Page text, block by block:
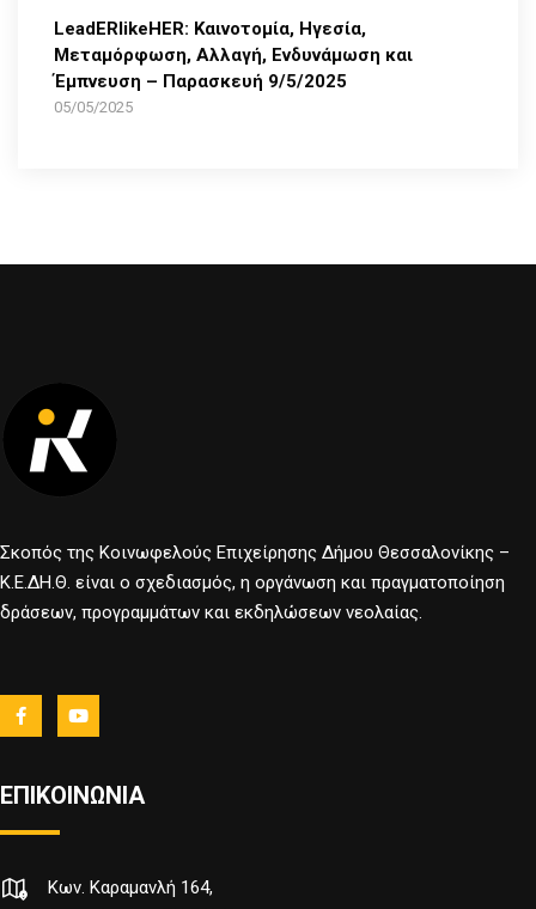
LeadERlikeHER: Καινοτομία, Ηγεσία,
Μεταμόρφωση, Αλλαγή, Ενδυνάμωση και
Έμπνευση – Παρασκευή 9/5/2025
05/05/2025
Σκοπός της Κοινωφελούς Επιχείρησης Δήμου Θεσσαλονίκης –
Κ.Ε.ΔΗ.Θ. είναι ο σχεδιασμός, η οργάνωση και πραγματοποίηση
δράσεων, προγραμμάτων και εκδηλώσεων νεολαίας.
ΕΠΙΚΟΙΝΩΝΙΑ
Κων. Καραμανλή 164,